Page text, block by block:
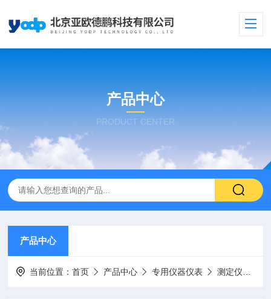
产品中心
PRODUCT CENTER
产品中心
当前位置：首页 产品中心 专用仪器仪表 测定仪